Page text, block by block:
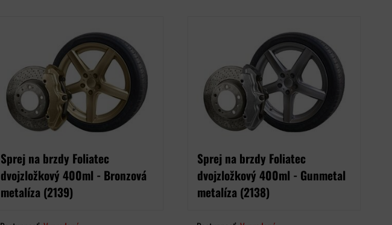
Sprej na brzdy Foliatec
dvojzložkový 400ml - Bronzová
metalíza (2139)
Sprej na brzdy Foliatec
dvojzložkový 400ml - Gunmetal
metalíza (2138)